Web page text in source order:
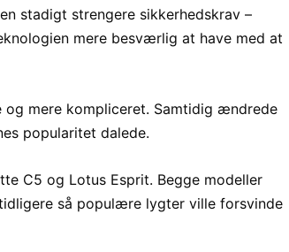
stadigt strengere sikkerhedskrav –
mere besværlig at have med at
mere kompliceret. Samtidig ændrede
popularitet dalede.
C5 og Lotus Esprit. Begge modeller
så populære lygter ville forsvinde